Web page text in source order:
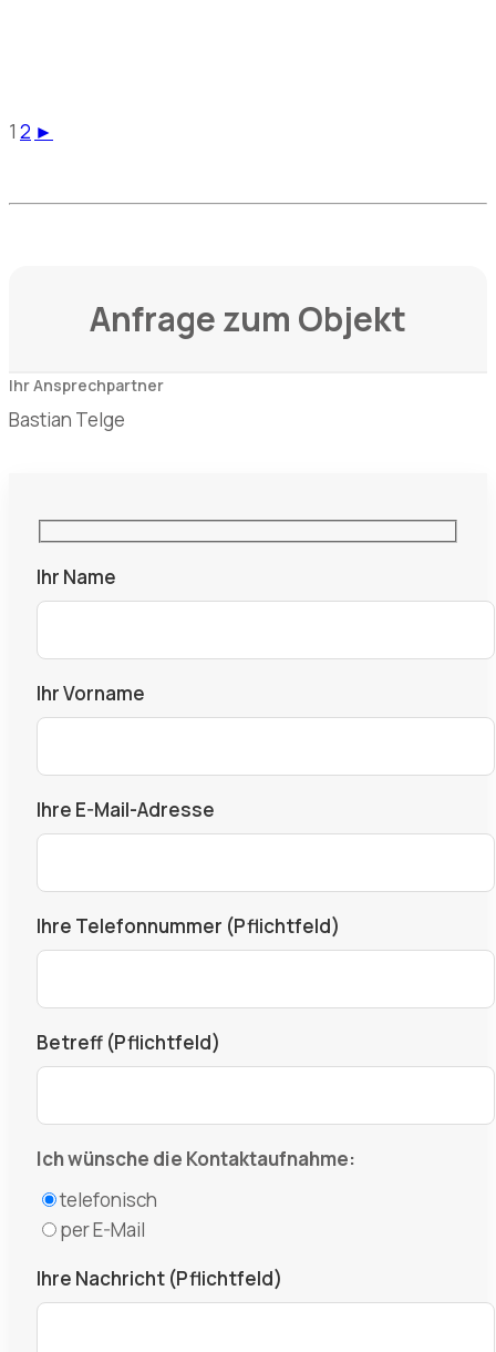
1 2 ►
Anfrage zum Objekt
Bastian Telge
Ihr Name
Ihr Vorname
Ihre E-Mail-Adresse
Ihre Telefonnummer (Pflichtfeld)
Betreff (Pflichtfeld)
Ich wünsche die Kontaktaufnahme:
telefonisch
per E-Mail
Ihre Nachricht (Pflichtfeld)